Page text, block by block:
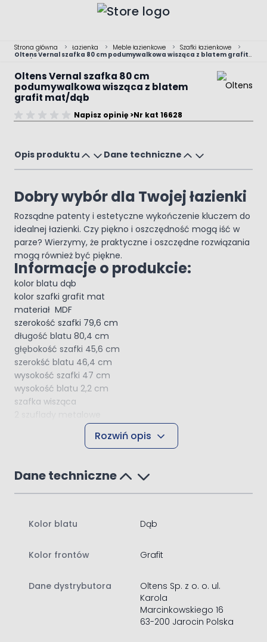
Strona główna > Łazienka > Meble łazienkowe > Szafki łazienkowe
>
Oltens Vernal szafka 80 cm podumywalkowa wisząca z blatem grafit
Oltens Vernal szafka 80 cm
podumywalkowa wisząca z blatem
grafit mat/dąb
Napisz opinię >Nr kat 16628
Main image
Click to view image in fullscreen
Opis produktu Dane techniczne
Dobry wybór dla Twojej łazienki
Rozsądne patenty i estetyczne wykończenie kluczem do
idealnej łazienki. Czy piękno i oszczędność mogą iść w
parze? Wierzymy, że praktyczne i oszczędne rozwiązania
mogą również być piękne.
Informacje o produkcie:
kolor blatu dąb
kolor szafki grafit mat
materiał MDF
szerokość szafki 79,6 cm
długość blatu 80,4 cm
głębokość szafki 45,6 cm
szerokść blatu 46,4 cm
wysokość szafki 47 cm
wysokość blatu 2,2 cm
szafka wisząca
organizer w górnej szufladzie
powłoka lakierowana odporna na promieniowanie UV
Oltens Vernal szafka 80 cm
podumywalkowa wisząca grafit
(60001400)
one na ciche i delikatne zamykanie szuflad.
pełne ich wysunięcie, dzięki czemu korzystanie z szuflad
Oltens Vernal blat 80 cm
naszafkowy dąb (63001600)
Blat wykonany z płyty MDF, grubości 22 mm, pokryty
wysokiej jakości folią polimerową w technologii
Rozwiń opis
Dane techniczne
Kolor blatu Dąb
Kolor frontów Grafit
Dane dystrybutora
Oltens Sp. z o. o. ul.
Karola
Marcinkowskiego 16
63-200 Jarocin Polska